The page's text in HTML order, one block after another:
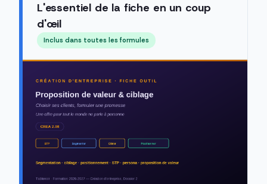
L'essentiel de la fiche en un coup
d'œil
Inclus dans toutes les formules